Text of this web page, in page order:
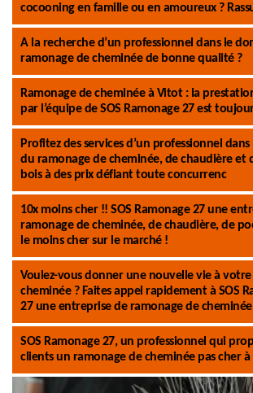
cocooning en famille ou en amoureux ?
A la recherche d’un professionnel dans le
ramonage de cheminée de bonne qualité ?
Ramonage de cheminée à Vitot : la
par l’équipe de SOS Ramonage 27 est
Profitez des services d’un professionnel
du ramonage de cheminée, de chaudière et
bois à des prix défiant toute concurrenc
10x moins cher !! SOS Ramonage 27 une
ramonage de cheminée, de chaudière, de
le moins cher sur le marché !
Voulez-vous donner une nouvelle vie à
cheminée ? Faites appel rapidement à SOS
27 une entreprise de ramonage de
SOS Ramonage 27, un professionnel qui
clients un ramonage de cheminée pas cher